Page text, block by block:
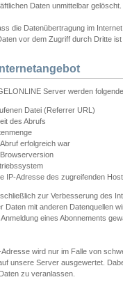
Daten unmittelbar gelöscht.
die Datenübertragung im
vor dem Zugriff durch Dritte ist
Server werden
Datei (Referrer URL)
des Abrufs
erfolgreich war
IP-Adresse des zugreifenden
zur Verbesserung des
Daten mit anderen Datenquellen
eines Abonnements
wird nur im Falle von
unsere Server ausgewertet.
zu veranlassen.